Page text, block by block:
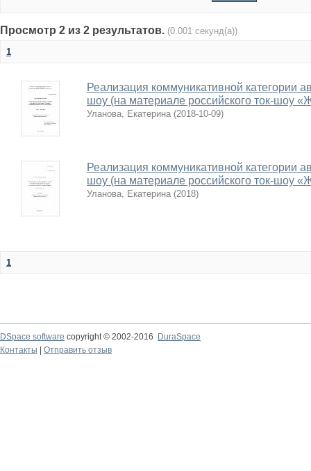
Просмотр 2 из 2 результатов. (0.001 секунд(а))
1
Реализация коммуникативной категории
шоу (на материале российского ток-шоу
Уланова, Екатерина (2018-10-09)
Реализация коммуникативной категории
шоу (на материале российского ток-шоу
Уланова, Екатерина (2018)
1
DSpace software copyright © 2002-2016
DuraSpace
Контакты
Отправить отзыв